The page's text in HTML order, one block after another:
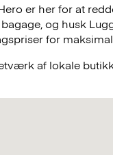
er her for at
og husk
for
af lokale